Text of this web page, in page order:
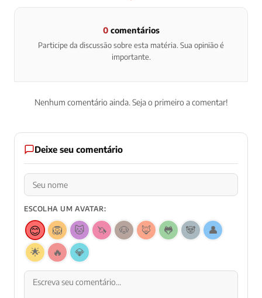
0comentários
Participe da discussão sobre esta matéria. Sua opinião é
importante.
Nenhum comentário ainda. Seja o primeiro a comentar!
Deixe seu comentário
ESCOLHA UM AVATAR:
😊 🦁 🐱 🦄 🐶 🦊 🐸 🐼
👤
🌟
🔥 💎